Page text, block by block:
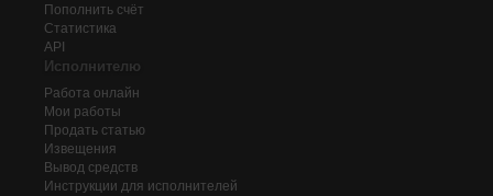
Пополнить счёт
Статистика
API
Исполнителю
Работа онлайн
Мои работы
Продать статью
Извещения
Вывод средств
Инструкции для исполнителей